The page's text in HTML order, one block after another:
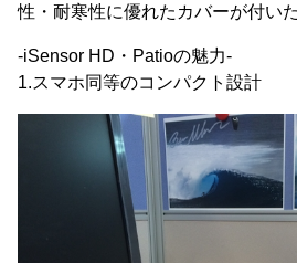
性・耐寒性に優れたカバーが付い
-iSensor HD・Patioの魅力-
1.スマホ同等のコンパクト設計